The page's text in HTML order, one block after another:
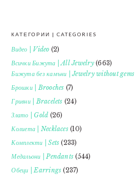
FOOTER
КАТЕГОРИИ | CATEGORIES
Видео | Video (2)
Всички Бижута | All Jewelry(663)
Бижута без камъни | Jewelry without gems
Брошки | Brooches (7)
Гривни | Bracelets (24)
Злато | Gold (26)
Колиета | Necklaces(10)
Комплекти | Sets (233)
Медальони | Pendants (544)
Обеци | Earrings (237)